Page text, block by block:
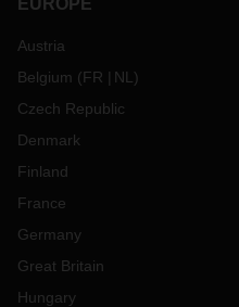
EUROPE
Austria
Belgium (FR NL )
Czech Republic
Denmark
Finland
France
Germany
Great Britain
Hungary